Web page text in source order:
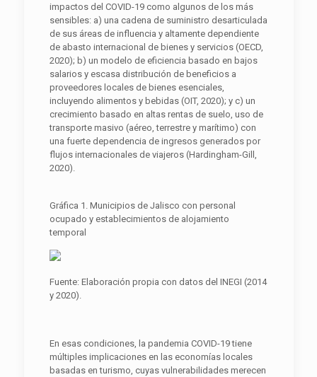
impactos del COVID-19 como algunos de los más
sensibles: a) una cadena de suministro desarticulada
de sus áreas de influencia y altamente dependiente
de abasto internacional de bienes y servicios (OECD,
2020); b) un modelo de eficiencia basado en bajos
salarios y escasa distribución de beneficios a
proveedores locales de bienes esenciales,
incluyendo alimentos y bebidas (OIT, 2020); y c) un
crecimiento basado en altas rentas de suelo, uso de
transporte masivo (aéreo, terrestre y marítimo) con
una fuerte dependencia de ingresos generados por
flujos internacionales de viajeros (Hardingham-Gill,
2020).
Gráfica 1. Municipios de Jalisco con personal
ocupado y establecimientos de alojamiento
temporal
Fuente: Elaboración propia con datos del INEGI (2014
y 2020).
En esas condiciones, la pandemia COVID-19 tiene
múltiples implicaciones en las economías locales
basadas en turismo, cuyas vulnerabilidades merecen